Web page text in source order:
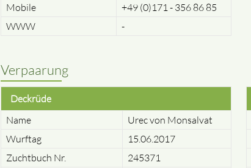
Mobile
+49 (0)171 - 356 86 85
WWW
-
Verpaarung
Deckrüde
Name
Urec von Monsalvat
Wurftag
15.06.2017
Zuchtbuch Nr.
245371